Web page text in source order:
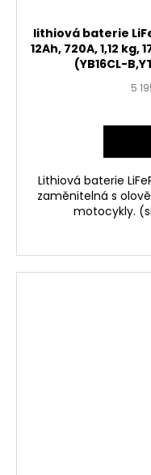
lithiová baterie
12Ah, 720A, 1,12
(YB16CL-
5
Lithiová baterie
zaměnitelná s
motocykly.